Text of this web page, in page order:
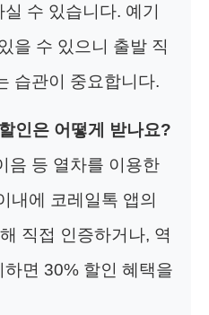
수 있습니다. 예기
을 수 있으니 출발 직
습관이 중요합니다.
인은 어떻게 받나요?
음 등 열차를 이용한
내에 코레일톡 앱의
직접 인증하거나, 역
면 30% 할인 혜택을